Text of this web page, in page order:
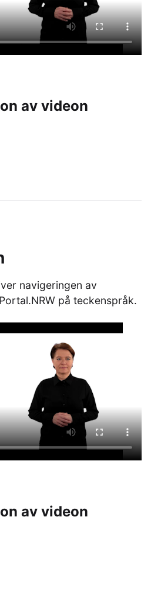
av videon
navigeringen av
på teckenspråk.
av videon